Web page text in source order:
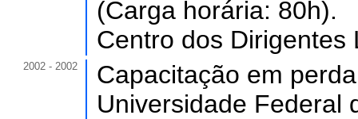
(Carga horária: 80h).
Centro dos Dirigentes
2002 - 2002
Capacitação em
Universidade Federal